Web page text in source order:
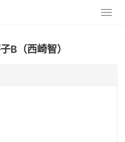
B（西崎智）